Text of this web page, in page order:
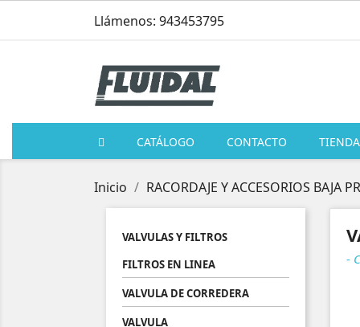
Llámenos: 943453795
CATÁLOGO CONTACTO TIENDA
Inicio RACORDAJE Y ACCESORIOS BAJA
VALVULAS Y FILTROS
FILTROS EN LINEA
VALVULA DE CORREDERA
VALVULA
-